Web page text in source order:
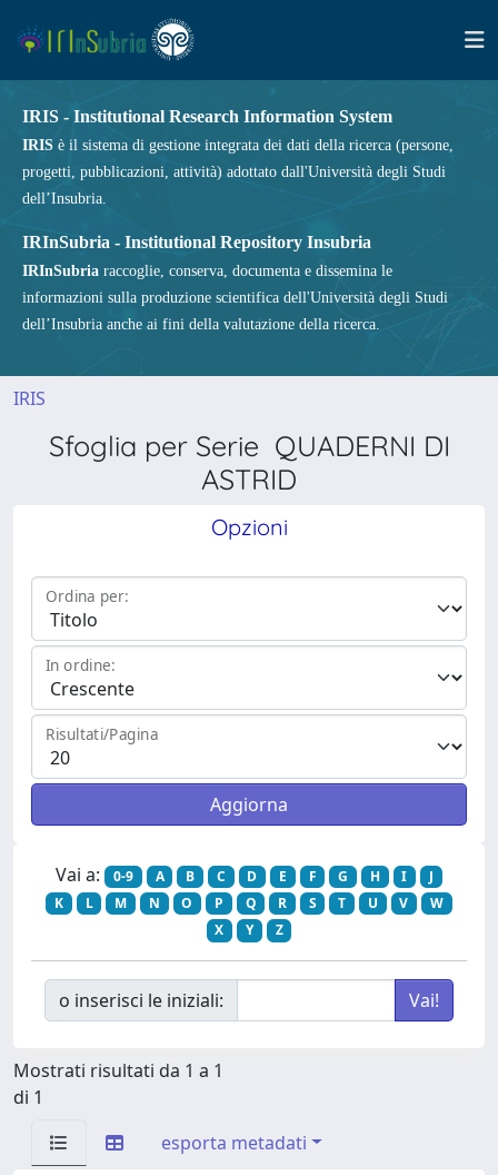
IRIS - Institutional Research Information System
IRIS è il sistema di gestione integrata dei dati della ricerca (persone,
progetti, pubblicazioni, attività) adottato dall'Università degli Studi
dell’Insubria.
IRInSubria - Institutional Repository Insubria
IRInSubria raccoglie, conserva, documenta e dissemina le
informazioni sulla produzione scientifica dell'Università degli Studi
dell’Insubria anche ai fini della valutazione della ricerca.
IRIS
Sfoglia per Serie QUADERNI DI
ASTRID
Opzioni
Ordina per:
In ordine:
Risultati/Pagina
Vai a: 0-9 A B C D E F G H I
J
K
L M N O P Q R S T U V
W
X
Y Z
o inserisci le iniziali:
Mostrati risultati da 1 a 1
di 1
esporta metadati